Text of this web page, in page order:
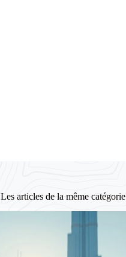
Les articles de la même catégorie